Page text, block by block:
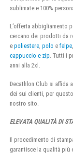
sublimate e 100%
L’offerta abbigliamento
cercano dei prodotti da
e poliestere, polo e felpe
cappuccio e zip. Tutti i
anni alla 2xl.
Decathlon Club si affida
dei sui clienti, per
nostro sito.
ELEVATA QUALITÀ DI
Il procedimento di
garantisce la qualità più